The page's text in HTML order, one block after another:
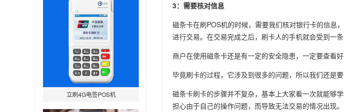
立刷4G电签POS机
3：需要核对信息
磁条卡在刷POS机的时候，需要我们核对银行卡的信息
进行交易。在交易完成之后，刷卡人的手机就会受到一
商户在使用磁条卡还是有一定的安全隐患，一定要查看好
毕竟刷卡的过程，它涉及到很多的问题，所以我们还是
磁条卡刷卡的步骤并不复杂，基本上大家看一次就能够
担心由于自己的操作问题，而导致无法交易的情况出现。